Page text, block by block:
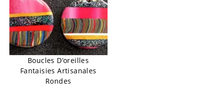
Boucles D’oreilles
Fantaisies Artisanales
Rondes